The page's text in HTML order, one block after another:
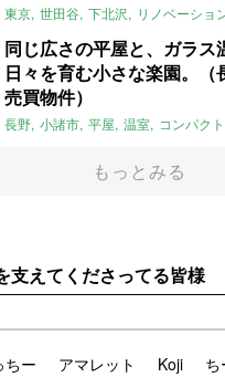
東京 世田谷 下北沢 リノベーショ
同じ広さの平屋と、ガラス
日々を育む小さな楽園。
売買物件）
長野 小諸市 平屋 温室 コンパクト
もっとみる
支えてくださってる皆様
ちー アマレット Koji ち